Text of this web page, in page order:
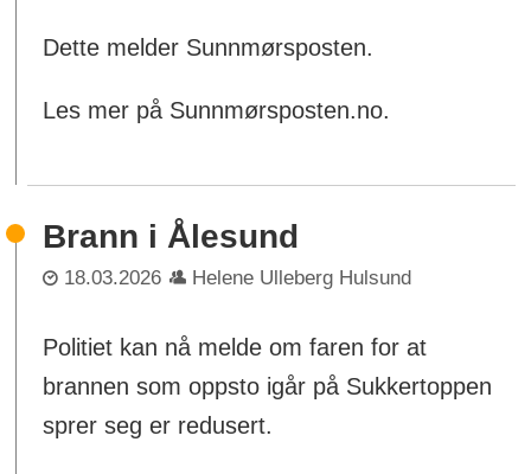
Dette melder Sunnmørsposten.
Les mer på Sunnmørsposten.no.
Brann i Ålesund
18.03.2026 Helene Ulleberg Hulsund
Politiet kan nå melde om faren for at
brannen som oppsto igår på Sukkertoppen
sprer seg er redusert.